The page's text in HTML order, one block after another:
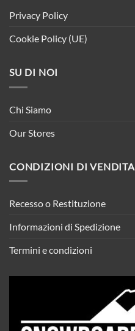
Privacy Policy
Cookie Policy (UE)
SU DI NOI
Chi Siamo
Our Stores
CONDIZIONI DI VENDITA
Recesso o Restituzione
Informazioni di Spedizione
Termini e condizioni